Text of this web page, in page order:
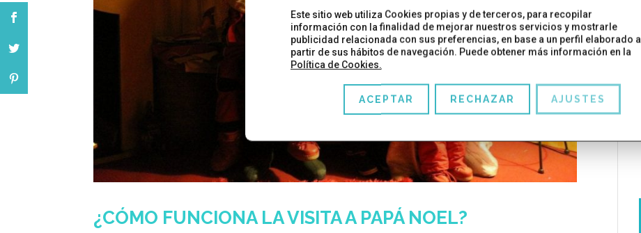
¿CÓMO FUNCIONA LA VISITA A PAPÁ NOEL?
Este sitio web utiliza Cookies propias y de terceros, para recopilar
información con la finalidad de mejorar nuestros servicios y mostrarle
publicidad relacionada con sus preferencias, en base a un perfil elaborado a
partir de sus hábitos de navegación. Puede obtener más información en la
Política de Cookies.
ACEPTAR RECHAZAR AJUSTES